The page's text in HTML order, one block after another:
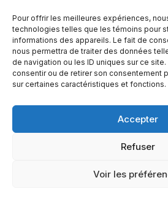
Pour offrir les meilleures expériences,
technologies telles que les témoins pour
informations des appareils. Le fait de
nous permettra de traiter des données
de navigation ou les ID uniques sur ce
consentir ou de retirer son consentement
sur certaines caractéristiques et fonctions.
Accepter
Refuser
Voir les
© Copyright 2026 – Altomédia Inc |
Ce site internet a été conçu et